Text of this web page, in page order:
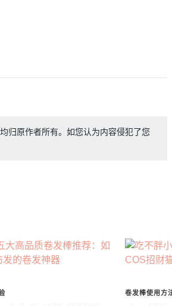
归原作者所有。如您认为内容侵犯了您
卷发棒使用方